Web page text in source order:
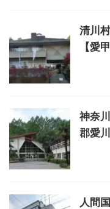
清川
【愛
神奈
郡愛川
人間